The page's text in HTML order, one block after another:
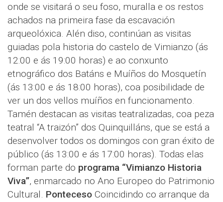
onde se visitará o seu foso, muralla e os restos
achados na primeira fase da escavación
arqueolóxica. Alén diso, continúan as visitas
guiadas pola historia do castelo de Vimianzo (ás
12:00 e ás 19:00 horas) e ao conxunto
etnográfico dos Batáns e Muíños do Mosquetín
(ás 13:00 e ás 18:00 horas), coa posibilidade de
ver un dos vellos muíños en funcionamento.
Tamén destacan as visitas teatralizadas, coa peza
teatral “A traizón” dos Quinquilláns, que se está a
desenvolver todos os domingos con gran éxito de
público (ás 13:00 e ás 17:00 horas). Todas elas
forman parte do programa “Vimianzo Historia
Viva”, enmarcado no Ano Europeo do Patrimonio
Cultural. Ponteceso Coincidindo co arranque da